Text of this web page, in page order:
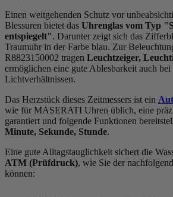
Einen weitgehenden Schutz vor
Blessuren bietet das Uhrenglas vom Typ
entspiegelt". Darunter zeigt sich das
Traumuhr in der Farbe blau. Zur
R8823150002 tragen Leuchtzeiger,
ermöglichen eine gute Ablesbarkeit auch bei
Lichtverhältnissen.
Das Herzstück dieses Zeitmessers ist ein
wie für MASERATI Uhren üblich, eine
garantiert und folgende Funktionen
Minute, Sekunde, Stunde.
Eine gute Alltagstauglichkeit sichert die
ATM (Prüfdruck), wie Sie der
können: